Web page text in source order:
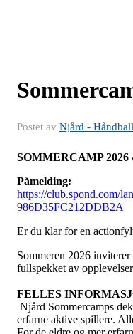
Postet av Njård - Håndball
SOMMERCAMP
Påmelding:
https://club.spond.com/
986D35FC212DDB2A
Er du klar for en
Sommeren 2026
fullspekket av
FELLES
Njård Sommercamps
erfarne aktive spillere.